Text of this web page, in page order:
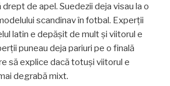
de apel. Suedezii deja visau la o
scandinav în fotbal. Experții
latin e depășit de mult și viitorul e
puneau deja pariuri pe o finală
să explice dacă totuși viitorul e
degrabă mixt.